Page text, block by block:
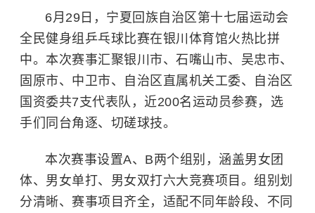
6月29日，宁夏回族自治区第十七届运动会
全民健身组乒乓球比赛在银川体育馆火热比拼
中。本次赛事汇聚银川市、石嘴山市、吴忠市、
固原市、中卫市、自治区直属机关工委、自治区
国资委共7支代表队，近200名运动员参赛，选
手们同台角逐、切磋球技。
本次赛事设置A、B两个组别，涵盖男女团
体、男女单打、男女双打六大竞赛项目。组别划
分清晰、赛事项目齐全，适配不同年龄段、不同